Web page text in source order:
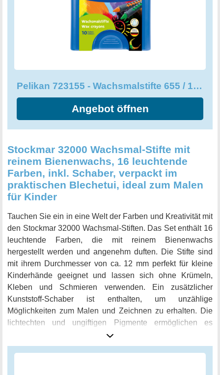
Box geliefert und sind somit auch ein toller Geschenktipp
für kleine Künstlerinnen und Künstler oder für alle, die
Freude am Malen und Zeichnen haben. Erlebe ein
inspirierendes Malerlebnis und lass deiner Kreativität
Pelikan 723155 - Wachsmalstifte 655 / 10 in einer Schiebehülse
Angebot öffnen
Stockmar 32000 Wachsmal-Stifte mit
reinem Bienenwachs, 16 leuchtende
Farben, inkl. Schaber, verpackt im
praktischen Blechetui, ideal zum Malen
für Kinder
Tauchen Sie ein in eine Welt der Farben und Kreativität mit
den Stockmar 32000 Wachsmal-Stiften. Das Set enthält 16
leuchtende Farben, die mit reinem Bienenwachs
hergestellt werden und angenehm duften. Die Stifte sind
mit ihrem Durchmesser von ca. 12 mm perfekt für kleine
Kinderhände geeignet und lassen sich ohne Krümeln,
Kleben und Schmieren verwenden. Ein zusätzlicher
Kunststoff-Schaber ist enthalten, um unzählige
Möglichkeiten zum Malen und Zeichnen zu erhalten. Die
lichtechten und ungiftigen Pigmente ermöglichen es
kleinen und großen Künstlern, ihre Fantasie auf Papier frei
auszuleben. Die einzelnen Farben sind karminrot,